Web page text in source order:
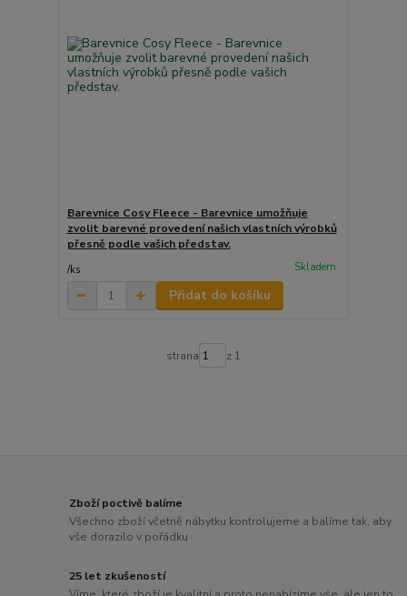
Barevnice Cosy Fleece - Barevnice umožňuje
zvolit barevné provedení našich vlastních výrobků
přesně podle vašich představ.
/ks Skladem
Přidat do košíku
strana z 1
Zboží poctivě balíme
Všechno zboží včetně nábytku kontrolujeme a balíme tak, aby
vše dorazilo v pořádku
25 let zkušeností